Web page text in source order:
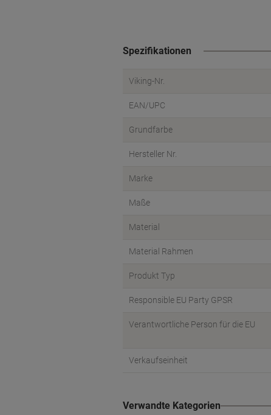
Spezifikationen
Viking-Nr.
EAN/UPC
Grundfarbe
Hersteller Nr.
Marke
Maße
Material
Material Rahmen
Produkt Typ
Responsible EU Party GPSR
Verantwortliche Person für die EU
Verkaufseinheit
Verwandte Kategorien